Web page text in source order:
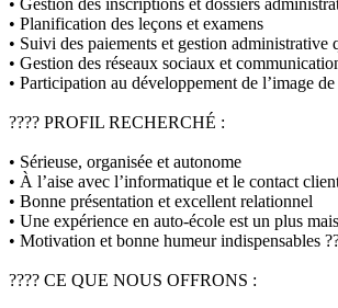
• Planification des leçons et examens
• Suivi des paiements et gestion administrative
• Gestion des réseaux sociaux et
• Participation au développement de l’image de
???? PROFIL RECHERCHÉ :
• Sérieuse, organisée et autonome
• À l’aise avec l’informatique et le contact
• Bonne présentation et excellent relationnel
• Une expérience en auto-école est un plus
• Motivation et bonne humeur indispensables
???? CE QUE NOUS OFFRONS :